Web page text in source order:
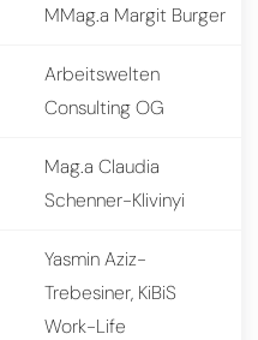
MMag.a Margit Burger
Arbeitswelten
Consulting OG
Mag.a Claudia
Schenner-Klivinyi
Yasmin Aziz-
Trebesiner, KiBiS
Work-Life